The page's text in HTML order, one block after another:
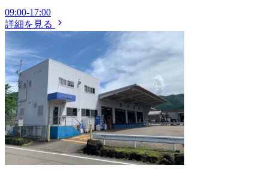
09:00-17:00
詳細を見る